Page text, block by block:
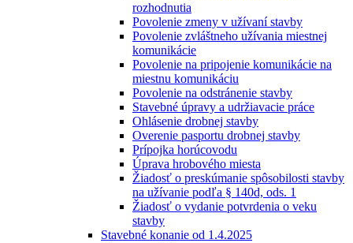
rozhodnutia
Povolenie zmeny v užívaní stavby
Povolenie zvláštneho užívania miestnej
komunikácie
Povolenie na pripojenie komunikácie na
miestnu komunikáciu
Povolenie na odstránenie stavby
Stavebné úpravy a udržiavacie práce
Ohlásenie drobnej stavby
Overenie pasportu drobnej stavby
Prípojka horúcovodu
Úprava hrobového miesta
Žiadosť o preskúmanie spôsobilosti stavby
na užívanie podľa § 140d, ods. 1
Žiadosť o vydanie potvrdenia o veku
stavby
Stavebné konanie od 1.4.2025